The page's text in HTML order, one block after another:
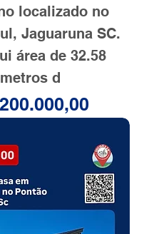
localizado no
Jaguaruna SC.
área de 32.58
metros d